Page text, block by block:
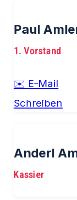
Paul
1. Vorstand
✉️ E-Mail
Schreiben
Anderl
Kassier